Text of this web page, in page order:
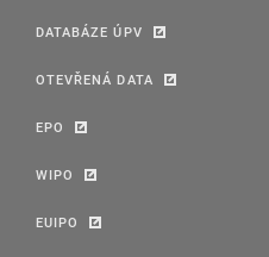
DATABÁZE ÚPV
OTEVŘENÁ DATA
EPO
WIPO
EUIPO